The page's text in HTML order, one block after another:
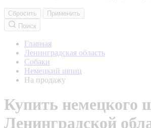
Сбросить
Применить
Поиск
Главная
Ленинградская область
Собаки
Немецкий шпиц
На продажу
Купить немецкого
Ленинградской